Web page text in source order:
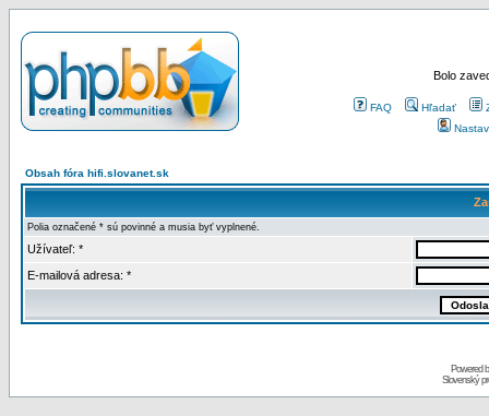
Bolo
FAQ Hľadať
Obsah fóra hifi.slovanet.sk
Polia označené * sú povinné a musia byť vyplnené.
Užívateľ: *
E-mailová adresa: *
Powered
Slovenský